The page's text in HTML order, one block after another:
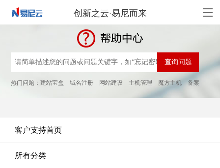
创新之云·易尼而来
热门问题：建站宝盒 域名注册 网站建设 主机管理 魔方主机 备案
客户支持首页
所有分类